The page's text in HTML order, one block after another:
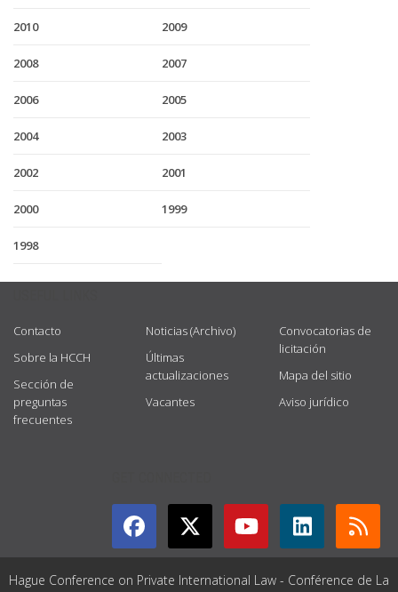
2010 2009
2008 2007
2006 2005
2004 2003
2002 2001
2000 1999
1998
Contacto
Sobre la HCCH
Sección de
preguntas
frecuentes
Noticias (Archivo)
Últimas
actualizaciones
Vacantes
Convocatorias de
licitación
Mapa del sitio
Aviso jurídico
Hague Conference on Private International Law - Conférence de La